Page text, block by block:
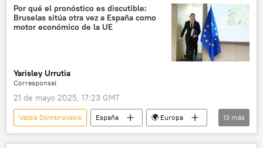
Banco Central Europeo (BCE)
Irán
gas
📈 Mercados y finanzas
Por qué el pronóstico es discutible:
Bruselas sitúa otra vez a España como
motor económico de la UE
Yarisley Urrutia
Corresponsal
21 de mayo 2025, 17:23 GMT
Valdis Dombrovskis España
🌍 Europa
💬 Opinión y Análisis
📈 Mercados y finanzas
13 más